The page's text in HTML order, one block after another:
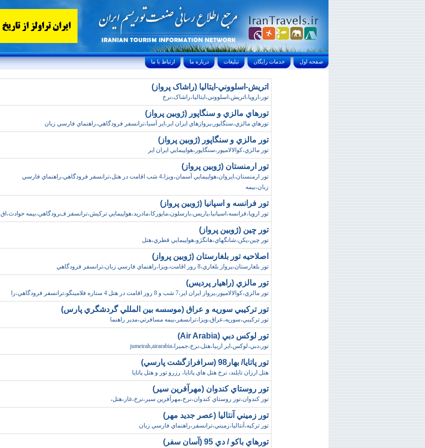
ارتباط با ما درباره ما تبليغات خدمات رايگان صفحه اول
اتريش-اسلووني-ايتاليا (راشاک پرواز)
تور،اروپا،اتريش،اسلووني،ايتاليا،راشاک،نرخ
تورهاي مالزي و سنگاپور (ژوبين پرواز)
تورهاي مالزي،سنگاپور،پروازهاي ايران اير،اير آسيا،ترانسفر فرودگاهي،راهنماي فارسي زبان
تور مالزي و سنگاپور (ژوبين پرواز)
تور مالزي،کوالالامپور،سنگاپور،هواپيمايي ايران اير
تور ارمنستان (ژوبين پرواز)
تور ارمنستان،ايروان،هواپيمايي آسمان،ويزا،4 شب اقامت در هتل،ترانسفر فرودگاهي،راهنماي فارسي
زبان،بيمه
تور فرانسه و اسپانيا (ژوبين پرواز)
تور اروپا،فرانسه،اسپانيا،پاريس،بارسلون،مايورکا،مادريد،هواپيمايي ترکيش،ترانسفر فرودگاهي،بيمه حوادث،اق
تور چين (ژوبين پرواز)
تور چين،پکن،شانگهاي،هانگژو،هواپيمايي قطري،هتل
اصلاحيه تور بلغارستان (ژوبين پرواز)
تور بلغارستان،پرواز بلغاري،8 روز اقامت،ويزا،راهنماي فارسي زبان،ترانسفر فرودگاهي
تور مالزي (راهيار پرديس)
تور مالزي،کوالالامپور،پرواز ايران اير،7 شب و 8 روز اقامت در هتل 4 ستاره فلامينگو،ترانسفر فرودگاهي،را
تور ترکيبي سوريه و عراق (موسسه بين المللي گردشگري پارس)
تور ترکيبي،سوريه،عراق،ويزا،ترانسفر،بيمه مسافرتي،مدير راهنما
تور لوکس دبي (Air Arabia)
تور،دبي،لوکس،اير اربيا،هتل،نرخ،جميرا،jumeirah,airarabia
تور پاتايا/ بهار98 (سرافرازگشت پارسي)
هتل ارزان تايلند، نرخ هتل هاي پاتايا، رزرو تور و هتل پاتايا
تور روستاي کندوان (مهرآفرين سير)
تور کندوان،تور روستاي کندوان،نرخ،مهرآفرين سير،نرخ،غار،هتل،
تور زميني آنتاليا (عصر جديد مهر)
تور ترکيه،آنتاليا،زميني،ترانسفر،راهنماي فارسي زبان
تورهاي باکو / دي 95 (آسان سفر)